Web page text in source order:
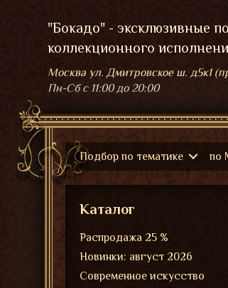
"Бокадо" - эксклюзивные
коллекционного
Москва ул. Дмитровское ш. д5к1
Пн-Сбс 11:00 до 20:00
Подбор по тематике по
Каталог
Распродажа 25 %
Новинки: август 2026
Современное искусство